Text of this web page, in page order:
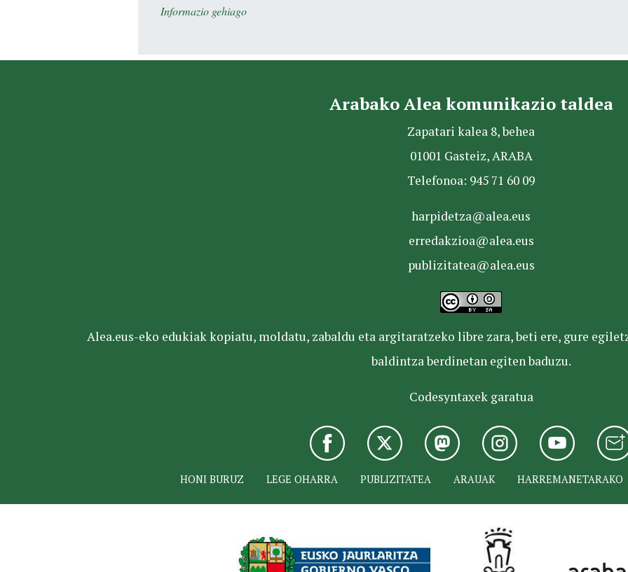
Informazio gehiago
Arabako Alea komunikazio taldea
Zapatari kalea 8, behea
01001 Gasteiz, ARABA
Telefonoa: 945 71 60 09
harpidetza@alea.eus
erredakzioa@alea.eus
publizitatea@alea.eus
Alea.eus-eko edukiak kopiatu, moldatu, zabaldu eta argitaratzeko libre zara, beti ere, gure
baldintza berdinetan egiten baduzu.
Codesyntaxek garatua
HONI BURUZ LEGE OHARRA PUBLIZITATEA ARAUAK HARREMANETARAKO